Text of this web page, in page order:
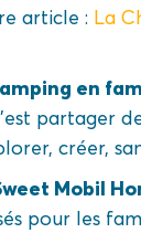
article : La
en
partager
créer,
Mobil
pour les